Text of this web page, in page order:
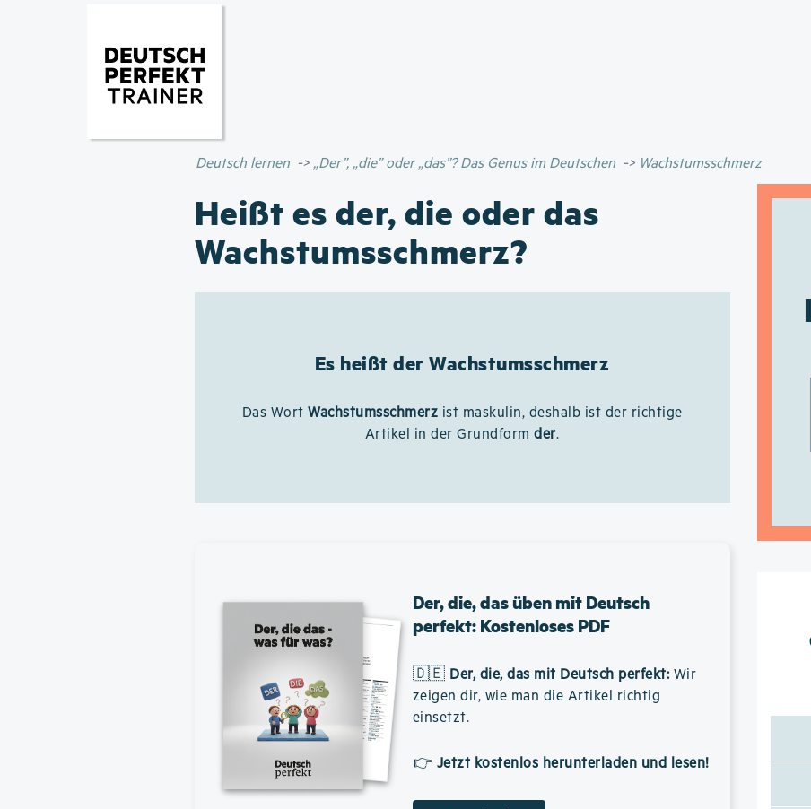
Deutsch lernen „Der”, „die” oder „das”? Das Genus im Deutschen Wachstumsschmerz
Heißt es der, die oder das
Wachstumsschmerz?
Es heißt der Wachstumsschmerz
Das WortWachstumsschmerz ist maskulin, deshalb ist der richtige
Artikel in der Grundformder.
Der, die, das üben mit Deutsch
perfekt: Kostenloses PDF
🇩🇪 Der, die, das mit Deutsch perfekt: Wir
zeigen dir, wie man die Artikel richtig
einsetzt.
👉 Jetzt kostenlos herunterladen und lesen!